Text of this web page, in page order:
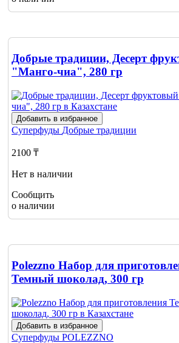
Добрые традиции, Десерт
"Манго-чиа", 280 гр
Добавить в избранное
Суперфуды Добрые традиции
2100 ₸
Нет в наличии
Сообщить
о наличии
Polezzno Набор для
Темный шоколад, 300 гр
Добавить в избранное
Суперфуды POLEZZNO